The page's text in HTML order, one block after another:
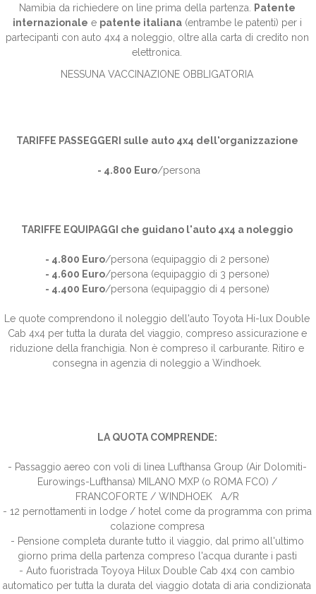
Namibia da richiedere on line prima della partenza. Patente
internazionale e patente italiana(entrambe le patenti) per i
partecipanti con auto 4x4 a noleggio, oltre alla carta di credito non
elettronica.
NESSUNA VACCINAZIONE OBBLIGATORIA
TARIFFE PASSEGGERI sulle auto 4x4 dell'organizzazione
- 4.800 Euro/persona
TARIFFE EQUIPAGGI che guidano l'auto 4x4 a noleggio
- 4.800 Euro/persona (equipaggio di 2 persone)
- 4.600 Euro/persona (equipaggio di 3 persone)
- 4.400 Euro/persona (equipaggio di 4 persone)
Le quote comprendono il noleggio dell'auto Toyota Hi-lux Double
Cab 4x4 per tutta la durata del viaggio, compreso assicurazione e
riduzione della franchigia. Non è compreso il carburante. Ritiro e
consegna in agenzia di noleggio a Windhoek.
LA QUOTA COMPRENDE:
- Passaggio aereo con voli di linea Lufthansa Group (Air Dolomiti-
Eurowings-Lufthansa) MILANO MXP (o ROMA FCO) /
FRANCOFORTE / WINDHOEK A/R
- 12 pernottamenti in lodge / hotel come da programma con prima
colazione compresa
- Pensione completa durante tutto il viaggio, dal primo all'ultimo
giorno prima della partenza compreso l'acqua durante i pasti
- Auto fuoristrada Toyoya Hilux Double Cab 4x4 con cambio
automatico per tutta la durata del viaggio dotata di aria condizionata